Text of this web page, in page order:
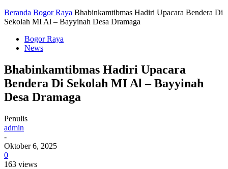
Beranda Bogor Raya Bhabinkamtibmas Hadiri Upacara Bendera Di
Sekolah MI Al – Bayyinah Desa Dramaga
Bogor Raya
News
Bhabinkamtibmas Hadiri Upacara
Bendera Di Sekolah MI Al – Bayyinah
Desa Dramaga
Penulis
admin
-
Oktober 6, 2025
0
163 views